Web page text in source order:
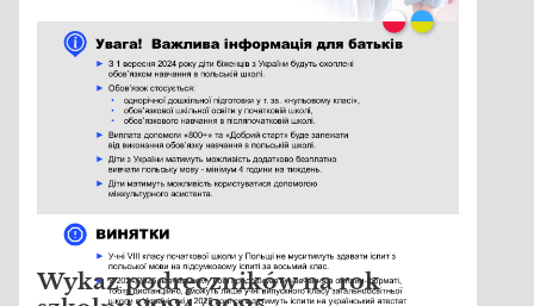
Wykaz podręczników na rok